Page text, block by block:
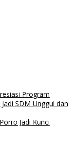
Program
SDM Unggul dan
Jadi Kunci